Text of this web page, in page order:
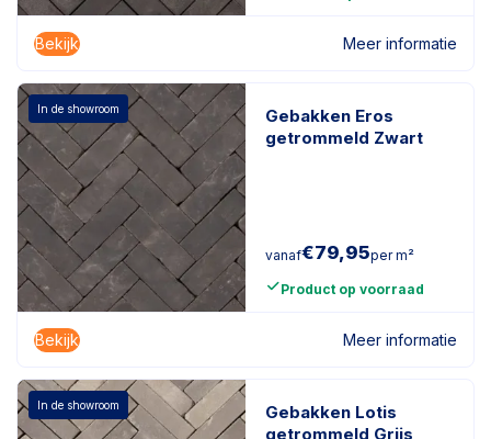
Bekijk Meer informatie
In de showroom
Gebakken Eros
getrommeld Zwart
vanaf€79,95per m²
Product op voorraad
Bekijk Meer informatie
In de showroom
Gebakken Lotis
getrommeld Grijs